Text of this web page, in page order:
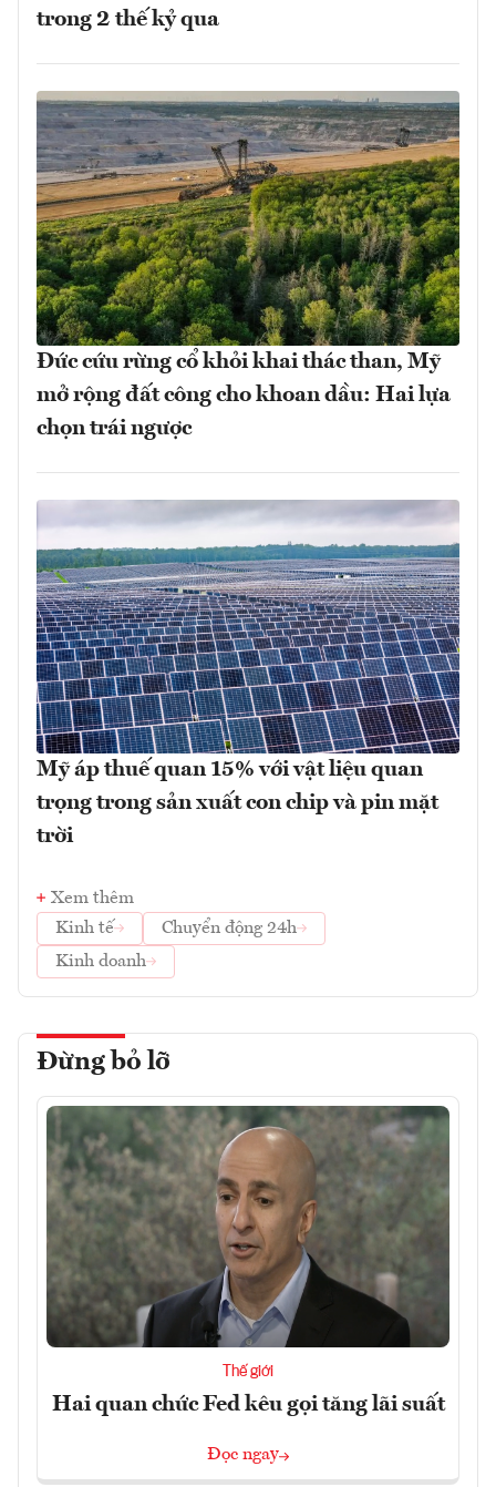
trong 2 thế kỷ qua
Đức cứu rừng cổ khỏi khai thác than, Mỹ
mở rộng đất công cho khoan dầu: Hai lựa
chọn trái ngược
Mỹ áp thuế quan 15% với vật liệu quan
trọng trong sản xuất con chip và pin mặt
trời
Xem thêm
Kinh tế
Chuyển động 24h
Kinh doanh
Đừng bỏ lỡ
Thế giới
Hai quan chức Fed kêu gọi tăng lãi suất
Đọc ngay